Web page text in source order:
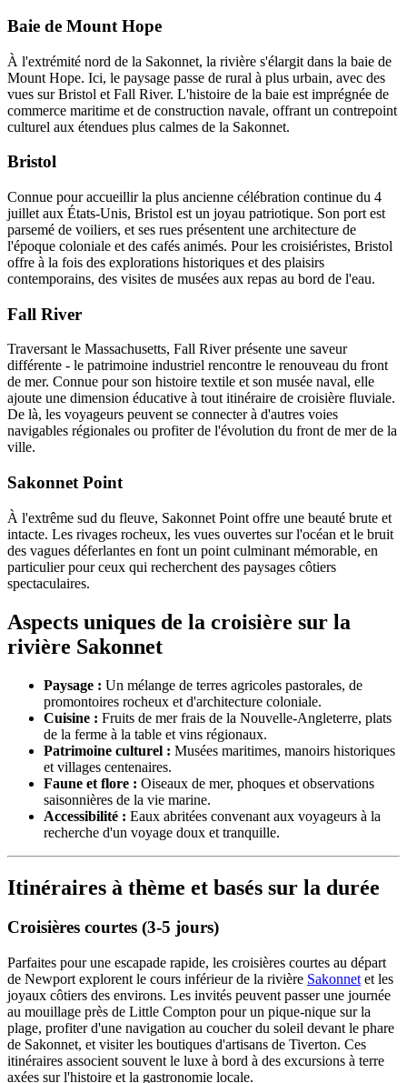
Baie de Mount Hope
À l'extrémité nord de la Sakonnet, la rivière s'élargit dans la baie de
Mount Hope. Ici, le paysage passe de rural à plus urbain, avec des
vues sur Bristol et Fall River. L'histoire de la baie est imprégnée de
commerce maritime et de construction navale, offrant un contrepoint
culturel aux étendues plus calmes de la Sakonnet.
Bristol
Connue pour accueillir la plus ancienne célébration continue du 4
juillet aux États-Unis, Bristol est un joyau patriotique. Son port est
parsemé de voiliers, et ses rues présentent une architecture de
l'époque coloniale et des cafés animés. Pour les croisiéristes, Bristol
offre à la fois des explorations historiques et des plaisirs
contemporains, des visites de musées aux repas au bord de l'eau.
Fall River
Traversant le Massachusetts, Fall River présente une saveur
différente - le patrimoine industriel rencontre le renouveau du front
de mer. Connue pour son histoire textile et son musée naval, elle
ajoute une dimension éducative à tout itinéraire de croisière fluviale.
De là, les voyageurs peuvent se connecter à d'autres voies
navigables régionales ou profiter de l'évolution du front de mer de la
ville.
Sakonnet Point
À l'extrême sud du fleuve, Sakonnet Point offre une beauté brute et
intacte. Les rivages rocheux, les vues ouvertes sur l'océan et le bruit
des vagues déferlantes en font un point culminant mémorable, en
particulier pour ceux qui recherchent des paysages côtiers
spectaculaires.
Aspects uniques de la croisière sur la
rivière Sakonnet
Paysage : Un mélange de terres agricoles pastorales, de
promontoires rocheux et d'architecture coloniale.
Cuisine : Fruits de mer frais de la Nouvelle-Angleterre, plats
de la ferme à la table et vins régionaux.
Patrimoine culturel : Musées maritimes, manoirs historiques
et villages centenaires.
Faune et flore : Oiseaux de mer, phoques et observations
saisonnières de la vie marine.
Accessibilité : Eaux abritées convenant aux voyageurs à la
recherche d'un voyage doux et tranquille.
Itinéraires à thème et basés sur la durée
Croisières courtes (3-5 jours)
Parfaites pour une escapade rapide, les croisières courtes au départ
de Newport explorent le cours inférieur de la rivière Sakonnet et les
joyaux côtiers des environs. Les invités peuvent passer une journée
au mouillage près de Little Compton pour un pique-nique sur la
plage, profiter d'une navigation au coucher du soleil devant le phare
de Sakonnet, et visiter les boutiques d'artisans de Tiverton. Ces
itinéraires associent souvent le luxe à bord à des excursions à terre
axées sur l'histoire et la gastronomie locale.